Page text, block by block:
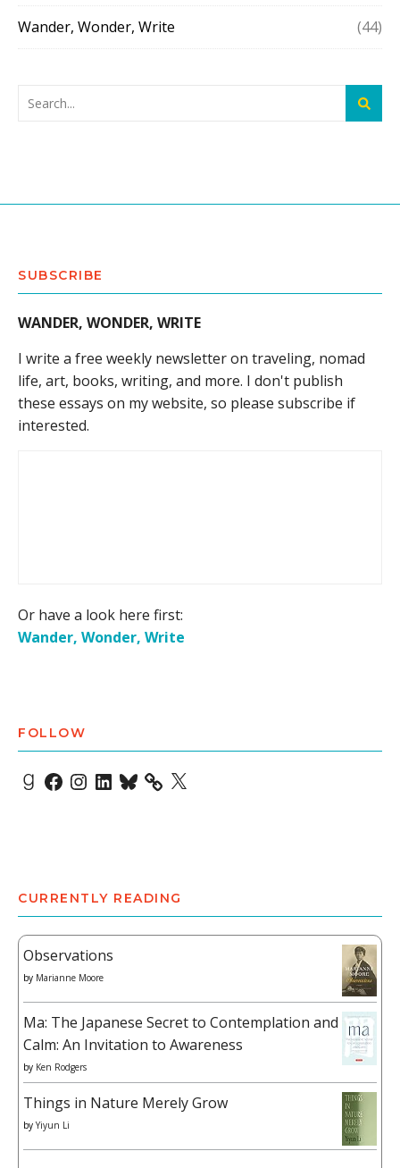
Wander, Wonder, Write (44)
SUBSCRIBE
WANDER, WONDER, WRITE
I write a free weekly newsletter on traveling, nomad
life, art, books, writing, and more. I don't publish
these essays on my website, so please subscribe if
interested.
Or have a look here first:
Wander, Wonder, Write
FOLLOW
Goodreads
Facebook
Instagram
LinkedIn
Bluesky X
CURRENTLY READING
Observations
by Marianne Moore
Ma: The Japanese Secret to Contemplation and
Calm: An Invitation to Awareness
by Ken Rodgers
Things in Nature Merely Grow
by Yiyun Li